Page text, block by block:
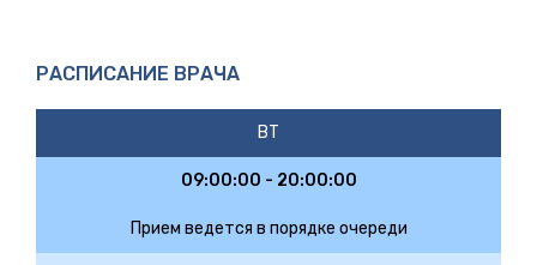
РАСПИСАНИЕ ВРАЧА
ВТ
09:00:00 - 20:00:00
Прием ведется в порядке очереди